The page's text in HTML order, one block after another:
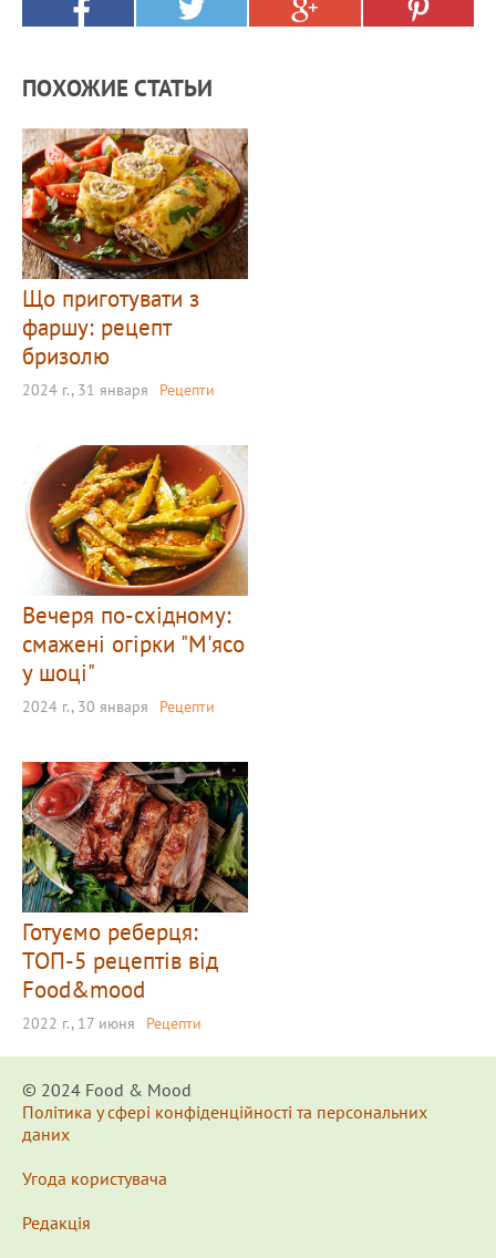
ПОХОЖИЕ СТАТЬИ
Що приготувати з
фаршу: рецепт
бризолю
2024 г., 31 января Рецепти
Вечеря по-східному:
смажені огірки "М'ясо
у шоці"
2024 г., 30 января Рецепти
Готуємо реберця:
ТОП-5 рецептів від
Food&mood
2022 г., 17 июня Рецепти
© 2024 Food & Мood
Політика у сфері конфіденційності та персональних
даних
Угода користувача
Редакція